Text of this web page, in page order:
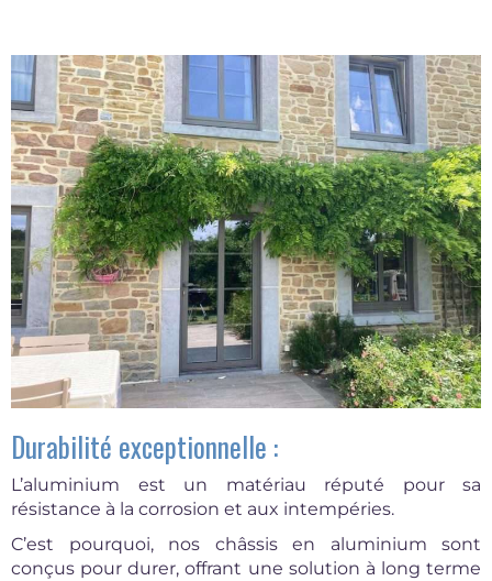
Durabilité exceptionnelle :
L’aluminium est un matériau réputé pour sa
résistance à la corrosion et aux intempéries.
C’est pourquoi, nos châssis en aluminium sont
conçus pour durer, offrant une solution à long terme